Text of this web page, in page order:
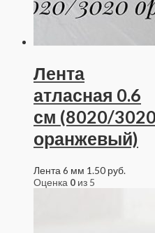
Лента
атласная 0.6
см (8020/
оранжевый)
Лента 6 мм 1.50 руб.
Оценка 0 из 5